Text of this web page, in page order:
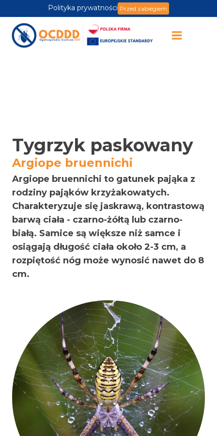
Polityka prywatności Przed zabiegiem
Tygrzyk paskowany
Argiope bruennichi
Argiope bruennichi to gatunek pająka z
rodziny pająków krzyżakowatych.
Charakteryzuje się jaskrawą, kontrastową
barwą ciała - czarno-żółtą lub czarno-
białą. Samice są większe niż samce i
osiągają długość ciała około 2-3 cm, a
rozpiętość nóg może wynosić nawet do 8
cm.